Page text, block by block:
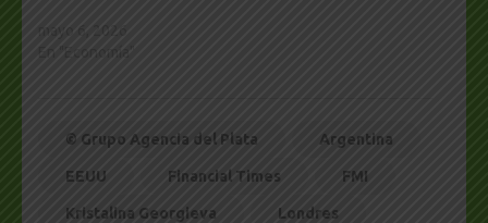
© Grupo Agencia del Plata Argentina
EEUU Financial Times FMI
Kristalina Georgieva Londres